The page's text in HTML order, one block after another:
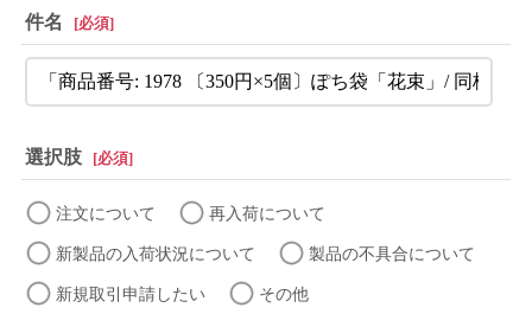
件名 [必須]
選択肢 [必須]
注文について 再入荷について
新製品の入荷状況について 製品の不具合について
新規取引申請したい その他